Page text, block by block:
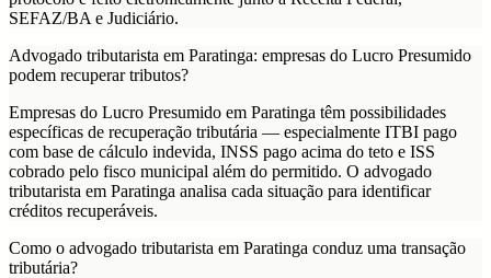
SEFAZ/BA e Judiciário.
Advogado tributarista em Paratinga: empresas do Lucro Presumido
podem recuperar tributos?
Empresas do Lucro Presumido em Paratinga têm possibilidades
específicas de recuperação tributária — especialmente ITBI pago
com base de cálculo indevida, INSS pago acima do teto e ISS
cobrado pelo fisco municipal além do permitido. O advogado
tributarista em Paratinga analisa cada situação para identificar
créditos recuperáveis.
Como o advogado tributarista em Paratinga conduz uma transação
tributária?